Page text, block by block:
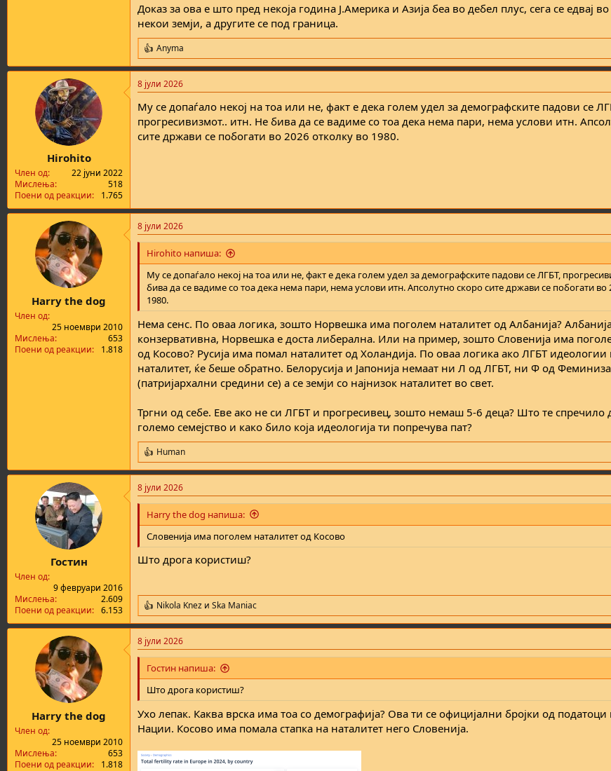
Доказ за ова е што пред некоја година Ј.Америка и Азија беа во дебел плус, сега се едвај
некои земји, а другите се под граница.
R
e
a
c
i
o
n
s
Anyma
Hirоhito
Член од
22 јуни 2022
Мислења
518
Поени од реакции
1.765
8 јули 2026
Му се допаѓало некој на тоа или не, факт е дека голем удел за демографските падови се
прогресивизмот.. итн. Не бива да се вадиме со тоа дека нема пари, нема услови итн.
сите држави се побогати во 2026 отколку во 1980.
Harry the dog
Член од
25 ноември 2010
Мислења
653
Поени од реакции
1.818
8 јули 2026
Hirоhito напиша:
Му се допаѓало некој на тоа или не, факт е дека голем удел за демографските падови се ЛГБТ,
бива да се вадиме со тоа дека нема пари, нема услови итн. Апсолутно скоро сите држави се побогати во
1980.
Нема сенс. По оваа логика, зошто Норвешка има поголем наталитет од Албанија?
конзервативна, Норвешка е доста либерална. Или на пример, зошто Словенија има
од Косово? Русија има помал наталитет од Холандија. По оваа логика ако ЛГБТ
наталитет, ќе беше обратно. Белорусија и Јапонија немаат ни Л од ЛГБТ, ни Ф од
(патријархални средини се) а се земји со најнизок наталитет во свет.
Тргни од себе. Еве ако не си ЛГБТ и прогресивец, зошто немаш 5-6 деца? Што те
големо семејство и како било која идеологија ти попречува пат?
R
e
a
c
t
o
n
s
:
Human
Гостин
Член од
9 февруари 2016
Мислења
2.609
Поени од реакции
6.153
8 јули 2026
Harry the dog напиша:
Словенија има поголем наталитет од Косово
Што дрога користиш?
R
e
a
c
t
o
s
:
Nikola Knez и Ska Maniac
Harry the dog
Член од
25 ноември 2010
Мислења
653
Поени од реакции
1.818
8 јули 2026
Гостин напиша:
Што дрога користиш?
Ухо лепак. Каква врска има тоа со демографија? Ова ти се официјални бројки од
Нации. Косово има помала стапка на наталитет него Словенија.